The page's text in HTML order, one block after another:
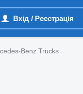
Вхід / Реєстрація
Benz Trucks